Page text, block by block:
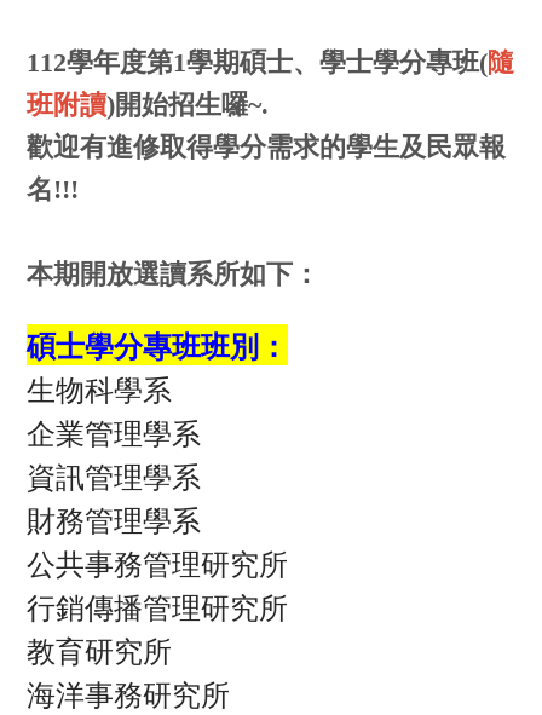
112學年度第1學期碩士、學士學分專班(隨
班附讀)開始招生囉~.
歡迎有進修取得學分需求的學生及民眾報
名!!!
本期開放選讀系所如下：
碩士學分專班班別：
生物科學系
企業管理學系
資訊管理學系
財務管理學系
公共事務管理研究所
行銷傳播管理研究所
教育研究所
海洋事務研究所